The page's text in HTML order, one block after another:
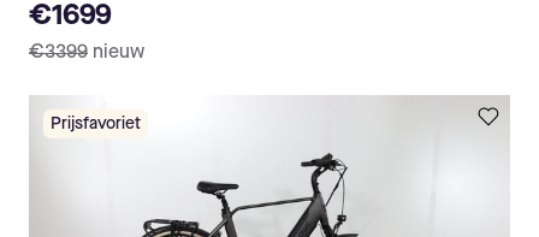
€1699
€3399 nieuw
Prijsfavoriet